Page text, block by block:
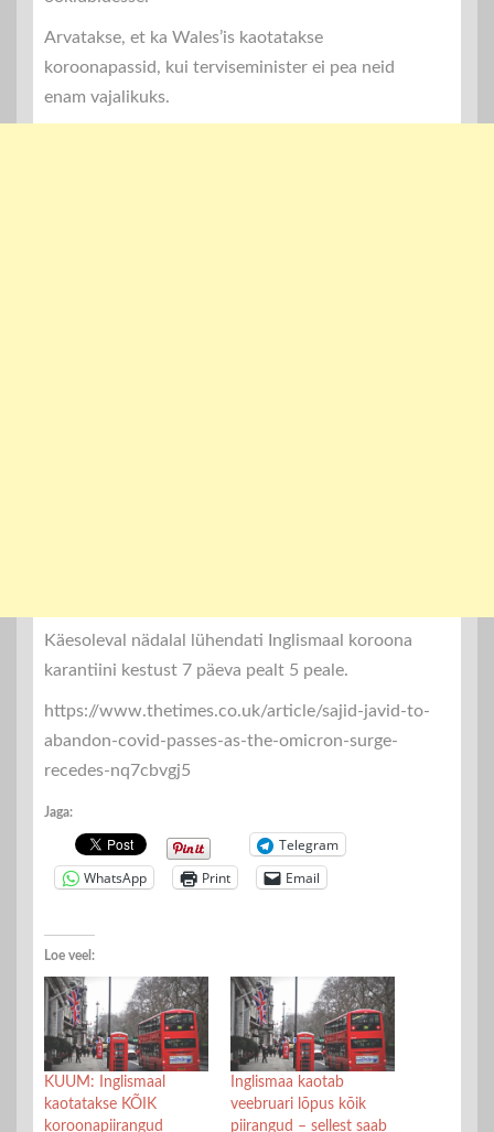
Arvatakse, et ka Wales’is kaotatakse
koroonapassid, kui terviseminister ei pea neid
enam vajalikuks.
Käesoleval nädalal lühendati Inglismaal koroona
karantiini kestust 7 päeva pealt 5 peale.
https://www.thetimes.co.uk/article/sajid-javid-to-
abandon-covid-passes-as-the-omicron-surge-
recedes-nq7cbvgj5
Jaga:
Telegram
WhatsApp
Print Email
Loe veel:
KUUM: Inglismaal
kaotatakse KÕIK
koroonapiirangud
Inglismaa kaotab
veebruari lõpus kõik
piirangud – sellest saab